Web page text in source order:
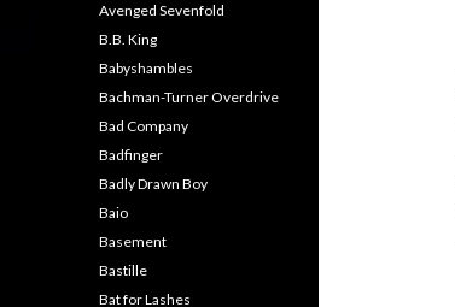
Avenged Sevenfold
B.B. King
Babyshambles
Bachman-Turner Overdrive
Bad Company
Badfinger
Badly Drawn Boy
Baio
Basement
Bastille
Bat for Lashes